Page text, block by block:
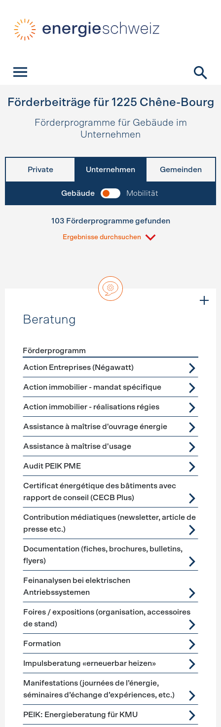
Förderbeiträge für 1225 Chêne-Bourg
Förderprogramme für Gebäude im
Unternehmen
Private Unternehmen Gemeinden
Gebäude Mobilität
103 Förderprogramme gefunden
Ergebnisse durchsuchen
Beratung
Förderprogramme Beratung
Förderprogramm
Action Entreprises (Négawatt)
Action immobilier - mandat spécifique
Action immobilier - réalisations régies
Assistance à maîtrise d'ouvrage énergie
Assistance à maîtrise d'usage
Audit PEIK PME
Certificat énergétique des bâtiments avec
rapport de conseil (CECB Plus)
Contribution médiatiques (newsletter, article de
presse etc.)
Documentation (fiches, brochures, bulletins,
flyers)
Feinanalysen bei elektrischen
Antriebssystemen
Foires / expositions (organisation, accessoires
de stand)
Formation
Impulsberatung «erneuerbar heizen»
Manifestations (journées de l’énergie,
séminaires d’échange d’expériences, etc.)
PEIK: Energieberatung für KMU